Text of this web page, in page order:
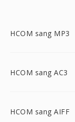
HCOM sang MP3
HCOM sang AC3
HCOM sang AIFF